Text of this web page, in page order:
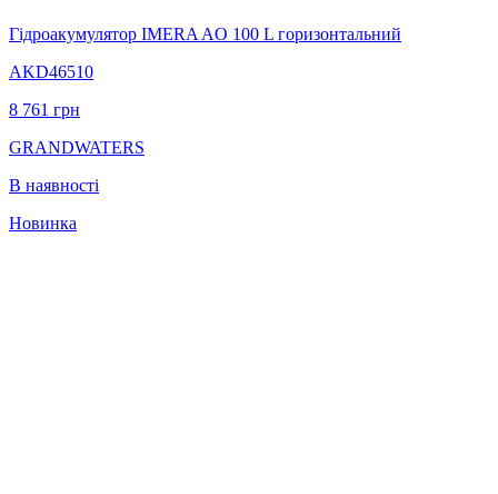
Гідроакумулятор IMERA AO 100 L горизонтальний
AKD46510
8 761 грн
GRANDWATERS
В наявності
Новинка